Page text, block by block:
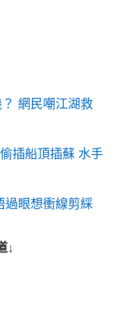
網民嘲江湖救
插船頂插蘇 水手
過眼想衝線剪綵
↓